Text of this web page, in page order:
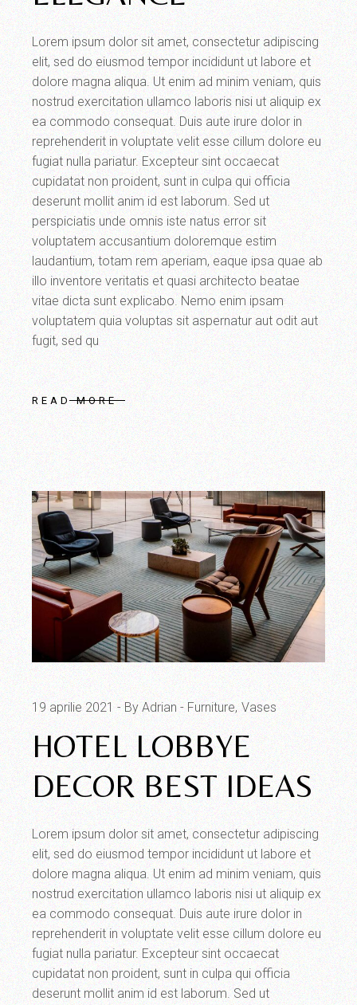
Lorem ipsum dolor sit amet, consectetur adipiscing
elit, sed do eiusmod tempor incididunt ut labore et
dolore magna aliqua. Ut enim ad minim veniam, quis
nostrud exercitation ullamco laboris nisi ut aliquip ex
ea commodo consequat. Duis aute irure dolor in
reprehenderit in voluptate velit esse cillum dolore eu
fugiat nulla pariatur. Excepteur sint occaecat
cupidatat non proident, sunt in culpa qui officia
deserunt mollit anim id est laborum. Sed ut
perspiciatis unde omnis iste natus error sit
voluptatem accusantium doloremque estim
laudantium, totam rem aperiam, eaque ipsa quae ab
illo inventore veritatis et quasi architecto beatae
vitae dicta sunt explicabo. Nemo enim ipsam
voluptatem quia voluptas sit aspernatur aut odit aut
fugit, sed qu
READ MORE
19 aprilie 2021 By Adrian Furniture Vases
HOTEL LOBBYE
DECOR BEST IDEAS
Lorem ipsum dolor sit amet, consectetur adipiscing
elit, sed do eiusmod tempor incididunt ut labore et
dolore magna aliqua. Ut enim ad minim veniam, quis
nostrud exercitation ullamco laboris nisi ut aliquip ex
ea commodo consequat. Duis aute irure dolor in
reprehenderit in voluptate velit esse cillum dolore eu
fugiat nulla pariatur. Excepteur sint occaecat
cupidatat non proident, sunt in culpa qui officia
deserunt mollit anim id est laborum. Sed ut